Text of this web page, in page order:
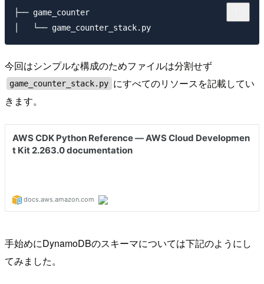
├── game_counter
今回はシンプルな構成のためファイルは分割せず
game_counter_stack.py にすべてのリソースを記載してい
きます。
手始めにDynamoDBのスキーマについては下記のようにし
てみました。